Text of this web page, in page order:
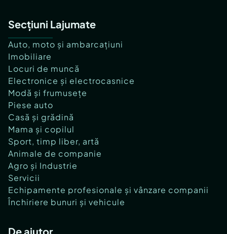
Secțiuni Lajumate
Auto, moto și ambarcațiuni
Imobiliare
Locuri de muncă
Electronice și electrocasnice
Modă și frumusețe
Piese auto
Casă și grădină
Mama și copilul
Sport, timp liber, artă
Animale de companie
Agro și Industrie
Servicii
Echipamente profesionale și vânzare companii
Închiriere bunuri și vehicule
De ajutor